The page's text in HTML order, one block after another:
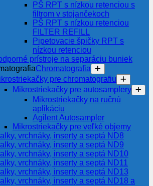
PŠ RPT s nízkou retenciou s
filtrom v stojančekoch
PŠ RPT s nízkou retenciou
FILTER REFILL
Pipetovacie špičky RPT s
nízkou retenciou
prístroje na separáciu buniek
Chromatografia
pre chromatografiu
Mikrostriekačky pre autosamplery
Mikrostriekačky na ručnú
aplikáciu
Agilent Autosampler
Mikrostriekačky pre veľké objemy
vrchnáky, inserty a septá ND8
vrchnáky, inserty a septá ND9
vrchnáky, inserty a septá ND10
vrchnáky, inserty a septá ND11
vrchnáky, inserty a septá ND13
vrchnáky, inserty a septá ND18 a